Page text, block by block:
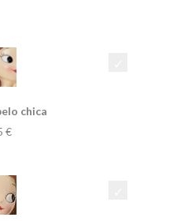
chica
€